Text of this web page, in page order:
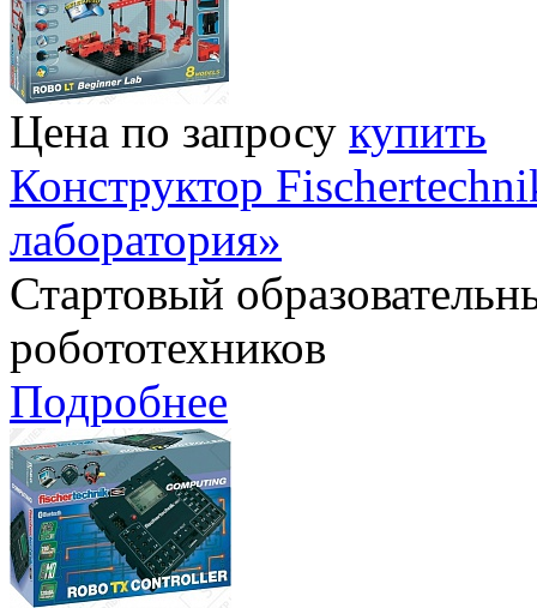
Цена по запросу купить
Конструктор
лаборатория»
Стартовый
робототехников
Подробнее